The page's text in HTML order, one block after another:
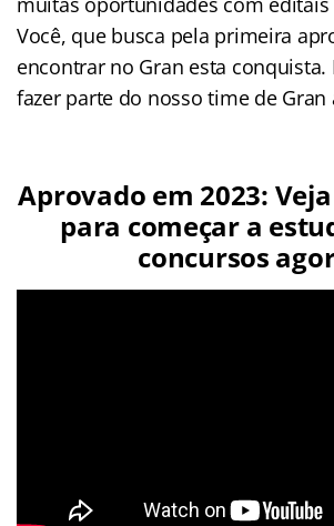
Você, que busca pela primeira
encontrar no Gran esta conquista.
fazer parte do nosso time de Gran
Aprovado em 2023:
para começar a
concursos